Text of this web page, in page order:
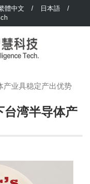
體中文 / 日本語
/
产业具稳定产出优势
台湾半导体产